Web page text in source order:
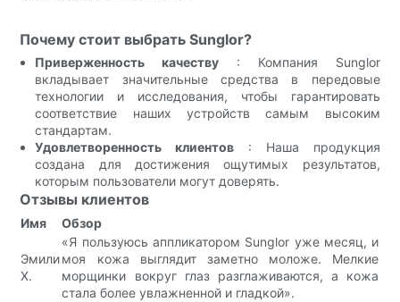
Почему стоит выбрать Sunglor?
Приверженность качеству : Компания Sunglor
вкладывает значительные средства в передовые
технологии и исследования, чтобы гарантировать
соответствие наших устройств самым высоким
стандартам.
Удовлетворенность клиентов : Наша продукция
создана для достижения ощутимых результатов,
которым пользователи могут доверять.
Отзывы клиентов
Имя Обзор
Эмили
Х.
«Я пользуюсь аппликатором Sunglor уже месяц, и
моя кожа выглядит заметно моложе. Мелкие
морщинки вокруг глаз разглаживаются, а кожа
стала более увлажненной и гладкой».